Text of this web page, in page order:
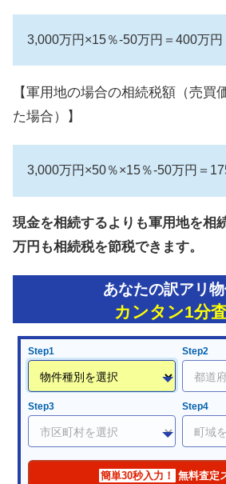
3,000万円×15％-50万円＝400万円
【軍用地の場合の相続税額（売買
た場合）】
3,000万円×50％×15％-50万円＝
現金を相続するよりも軍用地を相
万円も相続税を節税できます。
あなたの訳アリ
カンタン1分
Step1 Step2
Step3 Step4
簡単30秒入力！ 無料査定